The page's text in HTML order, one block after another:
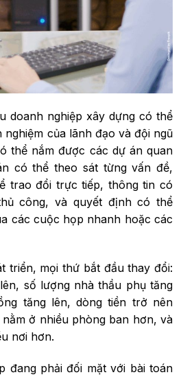
doanh nghiệp xây dựng có thể
của lãnh đạo và đội ngũ
thể nắm được các dự án quan
có thể theo sát từng vấn đề,
trao đổi trực tiếp, thông tin có
công, và quyết định có thể
các cuộc họp nhanh hoặc các
triển, mọi thứ bắt đầu thay đổi:
số lượng nhà thầu phụ tăng
tăng lên, dòng tiền trở nên
ở nhiều phòng ban hơn, và
nơi hơn.
đang phải đối mặt với bài toán